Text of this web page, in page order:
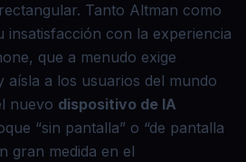
Tanto Altman como
insatisfacción con la experiencia
que a menudo exige
aísla a los usuarios del mundo
nuevo dispositivo de IA
“sin pantalla” o “de pantalla
gran medida en el